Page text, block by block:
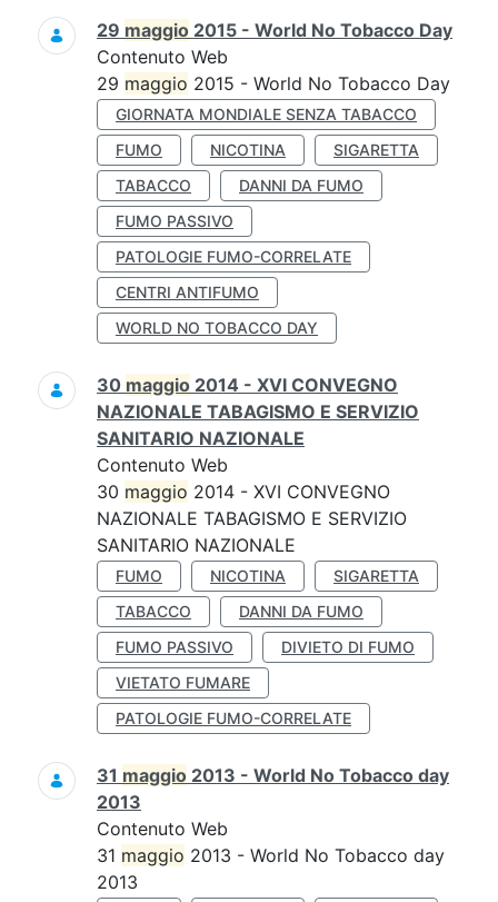
Ricerca
29 maggio 2015 - World No Tobacco Day
Contenuto Web
29 maggio 2015 - World No Tobacco Day
GIORNATA MONDIALE SENZA TABACCO
FUMO
NICOTINA
SIGARETTA
TABACCO
DANNI DA FUMO
FUMO PASSIVO
PATOLOGIE FUMO-CORRELATE
CENTRI ANTIFUMO
WORLD NO TOBACCO DAY
30 maggio 2014 - XVI CONVEGNO
NAZIONALE TABAGISMO E SERVIZIO
SANITARIO NAZIONALE
Contenuto Web
30 maggio 2014 - XVI CONVEGNO
NAZIONALE TABAGISMO E SERVIZIO
SANITARIO NAZIONALE
FUMO NICOTINA
SIGARETTA
TABACCO
DANNI DA FUMO
FUMO PASSIVO
DIVIETO DI FUMO
VIETATO FUMARE
PATOLOGIE FUMO-CORRELATE
31 maggio 2013 - World No Tobacco day
2013
Contenuto Web
31 maggio 2013 - World No Tobacco day
2013